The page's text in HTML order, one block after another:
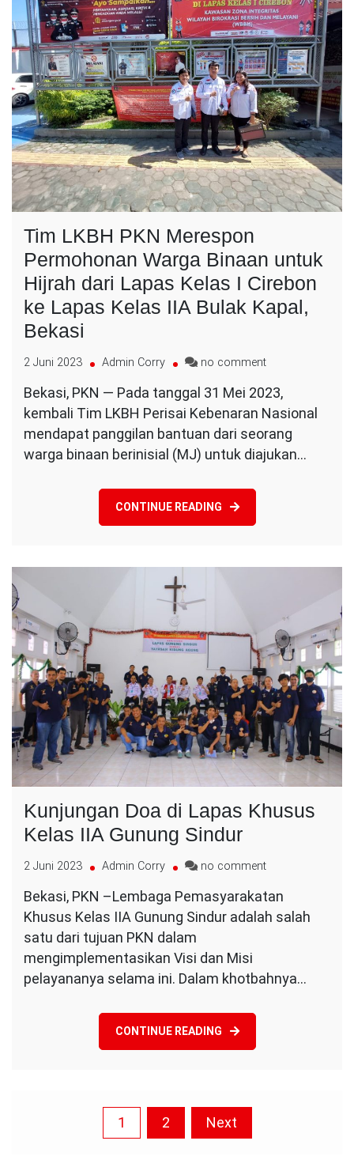
Tim LKBH PKN Merespon
Permohonan Warga Binaan untuk
Hijrah dari Lapas Kelas I Cirebon
ke Lapas Kelas IIA Bulak Kapal,
Bekasi
2 Juni 2023 Admin Corry no commenton
LKBH
PKN
Merespon
Permohonan
Warga
Lapas
Kelas
IIA
Bulak
Kapal,
Bekasi
Bekasi, PKN — Pada tanggal 31 Mei 2023,
kembali Tim LKBH Perisai Kebenaran Nasional
mendapat panggilan bantuan dari seorang
warga binaan berinisial (MJ) untuk diajukan…
CONTINUE READING
Kunjungan Doa di Lapas Khusus
Kelas IIA Gunung Sindur
2 Juni 2023 Admin Corry no commenton
Doa
di
IIA
Bekasi, PKN –Lembaga Pemasyarakatan
Khusus Kelas IIA Gunung Sindur adalah salah
satu dari tujuan PKN dalam
mengimplementasikan Visi dan Misi
pelayananya selama ini. Dalam khotbahnya…
CONTINUE READING
Paginasi
1 2 Next